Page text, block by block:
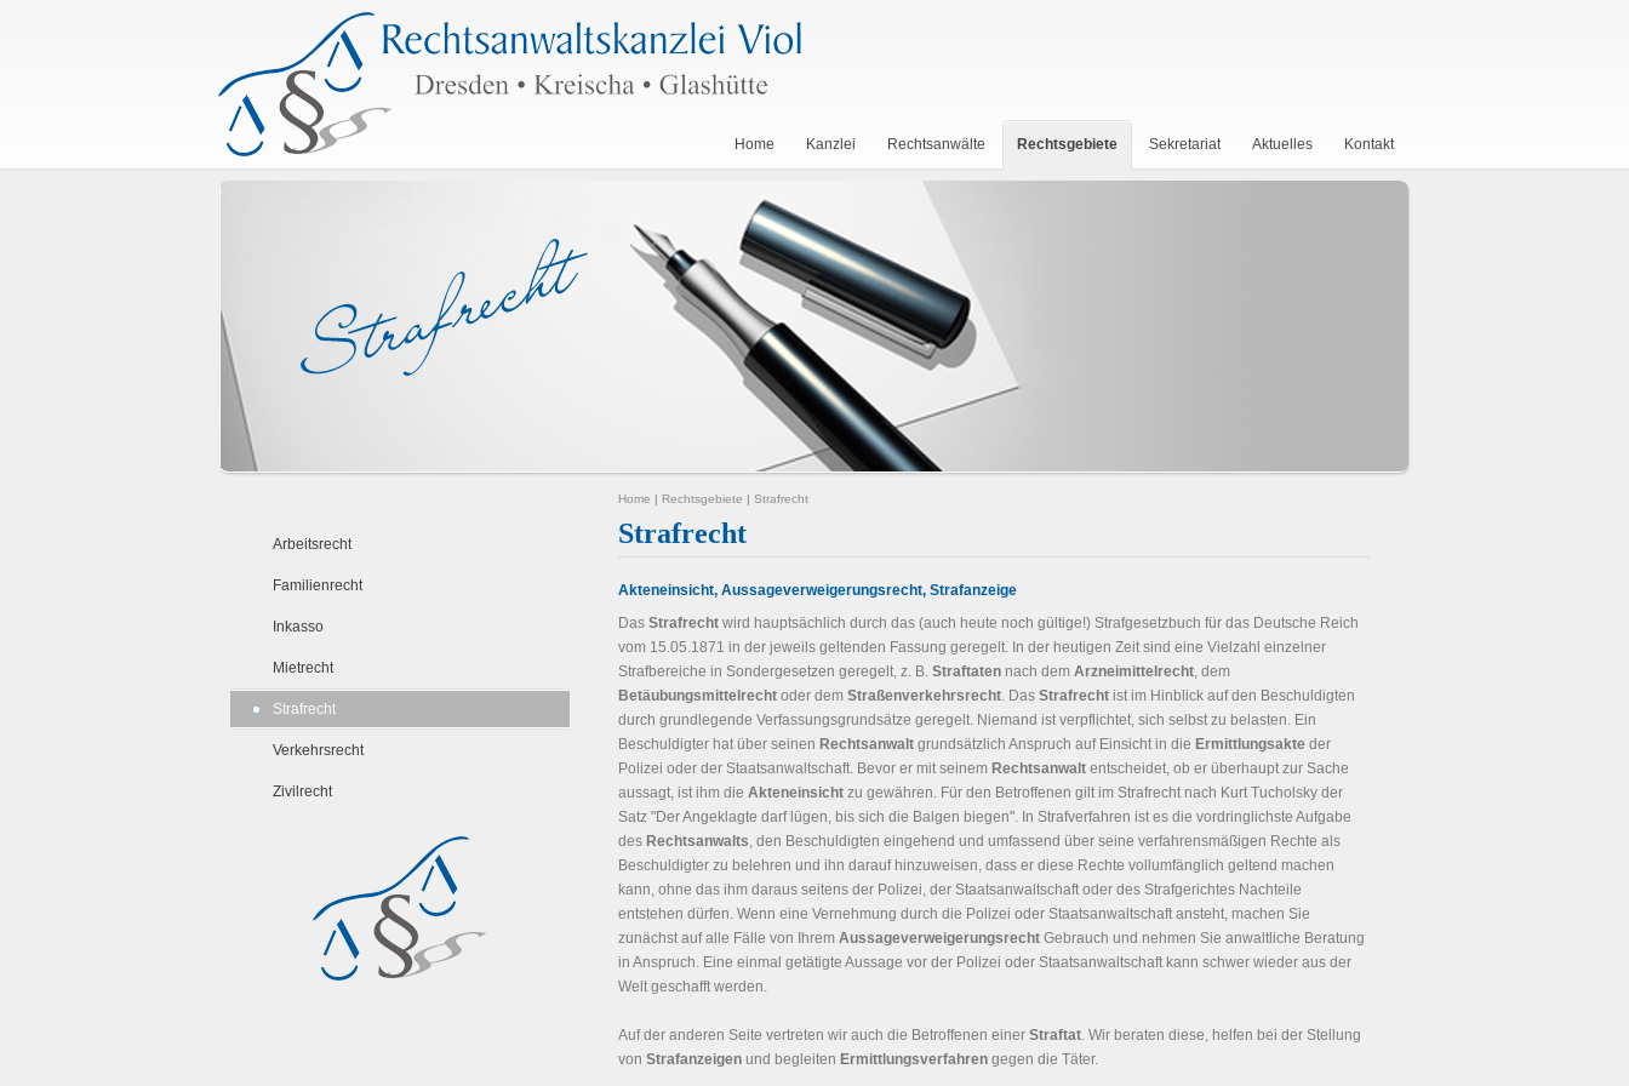
Home Kanzlei Rechtsanwälte Rechtsgebiete Sekretariat Aktuelles Kontakt
Arbeitsrecht
Familienrecht
Inkasso
Mietrecht
Strafrecht
Verkehrsrecht
Zivilrecht
Home | Rechtsgebiete | Strafrecht
Strafrecht
Akteneinsicht, Aussageverweigerungsrecht, Strafanzeige
Das Strafrecht wird hauptsächlich durch das (auch heute noch gültige!) Strafgesetzbuch für das Deutsche Reich
vom 15.05.1871 in der jeweils geltenden Fassung geregelt. In der heutigen Zeit sind eine Vielzahl einzelner
Strafbereiche in Sondergesetzen geregelt, z. B. Straftaten nach dem Arzneimittelrecht, dem
Betäubungsmittelrecht oder dem Straßenverkehrsrecht. Das Strafrecht ist im Hinblick auf den Beschuldigten
durch grundlegende Verfassungsgrundsätze geregelt. Niemand ist verpflichtet, sich selbst zu belasten. Ein
Beschuldigter hat über seinen Rechtsanwalt grundsätzlich Anspruch auf Einsicht in die Ermittlungsakte der
Polizei oder der Staatsanwaltschaft. Bevor er mit seinem Rechtsanwalt entscheidet, ob er überhaupt zur Sache
aussagt, ist ihm die Akteneinsicht zu gewähren. Für den Betroffenen gilt im Strafrecht nach Kurt Tucholsky der
Satz "Der Angeklagte darf lügen, bis sich die Balgen biegen". In Strafverfahren ist es die vordringlichste Aufgabe
des Rechtsanwalts, den Beschuldigten eingehend und umfassend über seine verfahrensmäßigen Rechte als
Beschuldigter zu belehren und ihn darauf hinzuweisen, dass er diese Rechte vollumfänglich geltend machen
kann, ohne das ihm daraus seitens der Polizei, der Staatsanwaltschaft oder des Strafgerichtes Nachteile
entstehen dürfen. Wenn eine Vernehmung durch die Polizei oder Staatsanwaltschaft ansteht, machen Sie
zunächst auf alle Fälle von Ihrem Aussageverweigerungsrecht Gebrauch und nehmen Sie anwaltliche Beratung
in Anspruch. Eine einmal getätigte Aussage vor der Polizei oder Staatsanwaltschaft kann schwer wieder aus der
Welt geschafft werden.
Auf der anderen Seite vertreten wir auch die Betroffenen einer Straftat. Wir beraten diese, helfen bei der Stellung
von Strafanzeigen und begleiten Ermittlungsverfahren gegen die Täter.